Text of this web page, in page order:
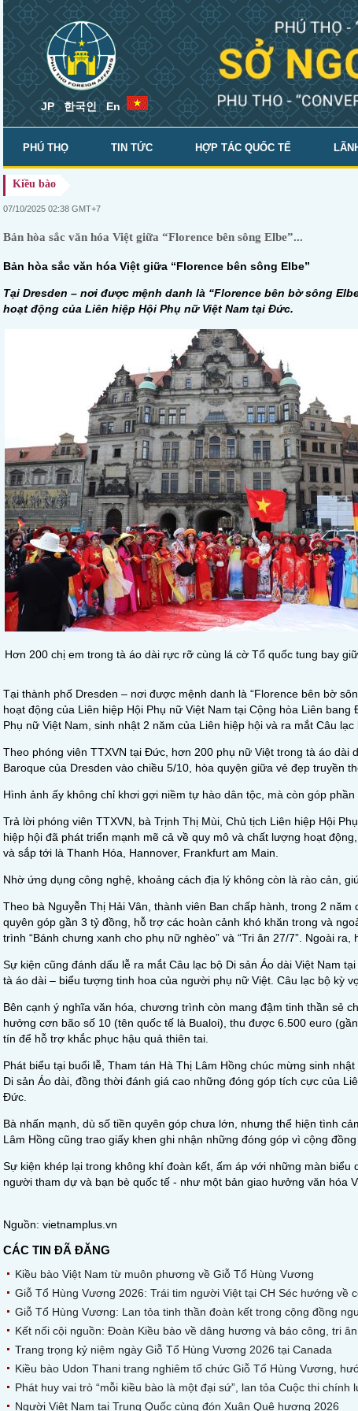
JP 한국인 En
PHÚ THỌ TIN TỨC HỢP TÁC QUỐC TẾ
SỞ NGOẠI VỤ
Kiều bào
07/10/2025 02:38 GMT+7
Bản hòa sắc văn hóa Việt giữa “Florence bên sông Elbe”...
Bản hòa sắc văn hóa Việt giữa “Florence bên sông Elbe”
Tại Dresden – nơi được mệnh danh là “Florence bên bờ sông
hoạt động của Liên hiệp Hội Phụ nữ Việt Nam tại Đức.
Hơn 200 chị em trong tà áo dài rực rỡ cùng lá cờ Tổ quốc tung bay
Tại thành phố Dresden – nơi được mệnh danh là “Florence bên bờ
hoạt động của Liên hiệp Hội Phụ nữ Việt Nam tại Cộng hòa Liên
Phụ nữ Việt Nam, sinh nhật 2 năm của Liên hiệp hội và ra mắt Câu
Theo phóng viên TTXVN tại Đức, hơn 200 phụ nữ Việt trong tà áo
Baroque của Dresden vào chiều 5/10, hòa quyện giữa vẻ đẹp truyền
Hình ảnh ấy không chỉ khơi gợi niềm tự hào dân tộc, mà còn góp
Trả lời phóng viên TTXVN, bà Trịnh Thị Mùi, Chủ tịch Liên hiệp Hội
hiệp hội đã phát triển mạnh mẽ cả về quy mô và chất lượng hoạt
và sắp tới là Thanh Hóa, Hannover, Frankfurt am Main.
Nhờ ứng dụng công nghệ, khoảng cách địa lý không còn là rào cản,
Theo bà Nguyễn Thị Hải Vân, thành viên Ban chấp hành, trong 2
quyên góp gần 3 tỷ đồng, hỗ trợ các hoàn cảnh khó khăn trong và
trình “Bánh chưng xanh cho phụ nữ nghèo” và “Tri ân 27/7”. Ngoài
Sự kiện cũng đánh dấu lễ ra mắt Câu lạc bộ Di sản Áo dài Việt Nam
tà áo dài – biểu tượng tinh hoa của người phụ nữ Việt. Câu lạc bộ kỳ
Bên cạnh ý nghĩa văn hóa, chương trình còn mang đậm tinh thần sẻ
hưởng cơn bão số 10 (tên quốc tế là Bualoi), thu được 6.500 euro
tín để hỗ trợ khắc phục hậu quả thiên tai.
Phát biểu tại buổi lễ, Tham tán Hà Thị Lâm Hồng chúc mừng sinh
Di sản Áo dài, đồng thời đánh giá cao những đóng góp tích cực của
Đức.
Bà nhấn mạnh, dù số tiền quyên góp chưa lớn, nhưng thể hiện tình
Lâm Hồng cũng trao giấy khen ghi nhận những đóng góp vì cộng
Sự kiện khép lại trong không khí đoàn kết, ấm áp với những màn
người tham dự và bạn bè quốc tế - như một bản giao hưởng văn hóa
Nguồn: vietnamplus.vn
CÁC TIN ĐÃ ĐĂNG
Kiều bào Việt Nam từ muôn phương về Giỗ Tổ Hùng Vương
Giỗ Tổ Hùng Vương 2026: Trái tim người Việt tại CH Séc hướng về
Giỗ Tổ Hùng Vương: Lan tỏa tinh thần đoàn kết trong cộng đồng
Kết nối cội nguồn: Đoàn Kiều bào về dâng hương và báo công, tri
Trang trọng kỷ niệm ngày Giỗ Tổ Hùng Vương 2026 tại Canada
Kiều bào Udon Thani trang nghiêm tổ chức Giỗ Tổ Hùng Vương,
Phát huy vai trò “mỗi kiều bào là một đại sứ”, lan tỏa Cuộc thi
Người Việt Nam tại Trung Quốc cùng đón Xuân Quê hương 2026